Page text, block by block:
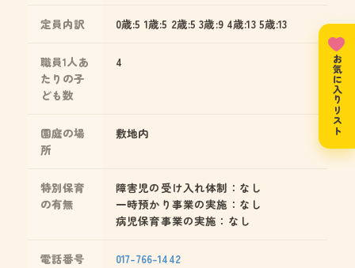
定員内訳 0歳:5 1歳:5 2歳:5 3歳:9 4歳:13 5歳:13
職員1人あ
たりの子
ども数
4
園庭の場
所
敷地内
特別保育
の有無
障害児の受け入れ体制：なし
一時預かり事業の実施：なし
病児保育事業の実施：なし
電話番号 017-766-1442
お気に入りリスト